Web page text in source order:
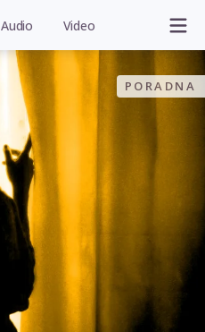
Audio Video
PORADNA